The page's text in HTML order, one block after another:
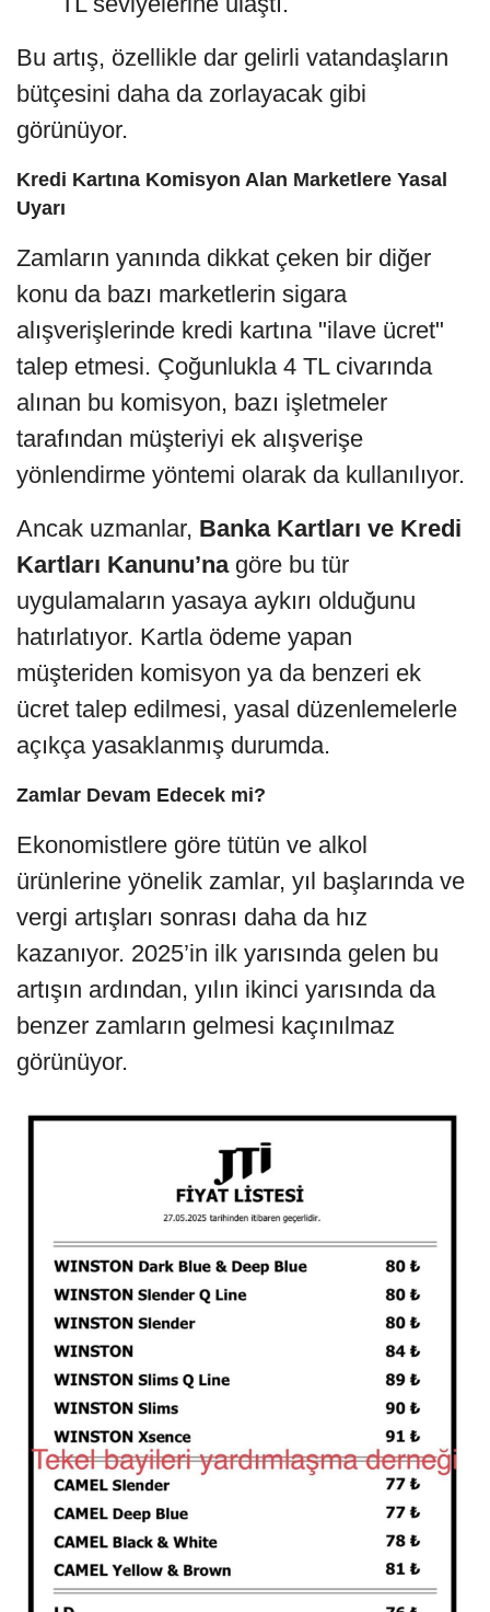
Bu artış, özellikle dar gelirli vatandaşların
bütçesini daha da zorlayacak gibi
görünüyor.
Kredi Kartına Komisyon Alan Marketlere Yasal
Uyarı
Zamların yanında dikkat çeken bir diğer
konu da bazı marketlerin sigara
alışverişlerinde kredi kartına "ilave ücret"
talep etmesi. Çoğunlukla 4 TL civarında
alınan bu komisyon, bazı işletmeler
tarafından müşteriyi ek alışverişe
yönlendirme yöntemi olarak da kullanılıyor.
Ancak uzmanlar, Banka Kartları ve Kredi
Kartları Kanunu’nagöre bu tür
uygulamaların yasaya aykırı olduğunu
hatırlatıyor. Kartla ödeme yapan
müşteriden komisyon ya da benzeri ek
ücret talep edilmesi, yasal düzenlemelerle
açıkça yasaklanmış durumda.
Zamlar Devam Edecek mi?
Ekonomistlere göre tütün ve alkol
ürünlerine yönelik zamlar, yıl başlarında ve
vergi artışları sonrası daha da hız
kazanıyor. 2025’in ilk yarısında gelen bu
artışın ardından, yılın ikinci yarısında da
benzer zamların gelmesi kaçınılmaz
görünüyor.